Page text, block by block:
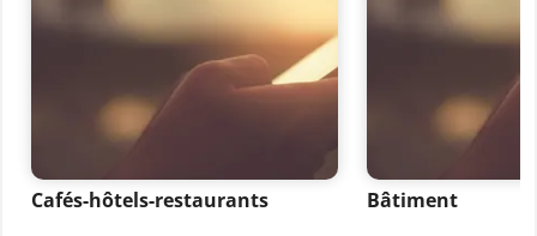
Cafés-hôtels-restaurants Bâtiment